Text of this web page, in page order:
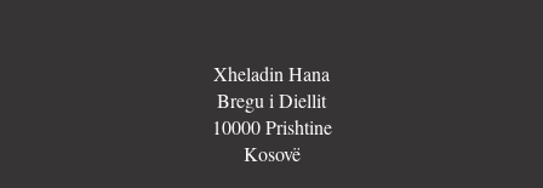
Xheladin Hana
Bregu i Diellit
10000 Prishtine
Kosovë